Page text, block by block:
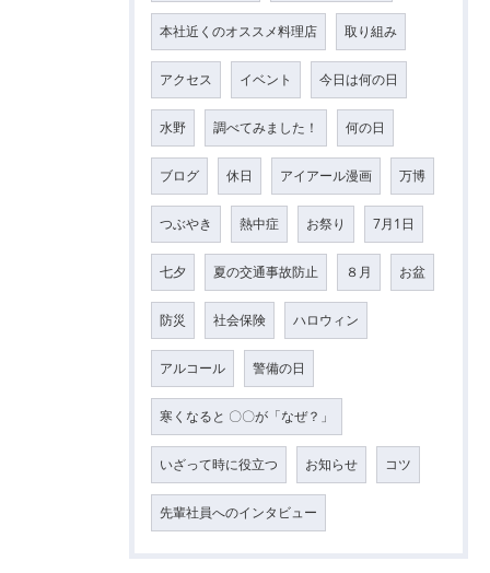
本社近くのオススメ料理店 取り組み
アクセス イベント 今日は何の日
水野 調べてみました！ 何の日
ブログ 休日 アイアール漫画 万博
つぶやき 熱中症 お祭り 7月1日
七夕 夏の交通事故防止 ８月 お盆
防災 社会保険 ハロウィン
アルコール 警備の日
寒くなると 〇〇が「なぜ？」
いざって時に役立つ お知らせ コツ
先輩社員へのインタビュー